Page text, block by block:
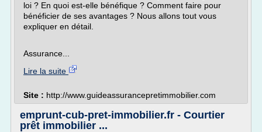
loi ? En quoi est-elle bénéfique ? Comment faire pour
bénéficier de ses avantages ? Nous allons tout vous
expliquer en détail.
Assurance...
Lire la suite
Site : http://www.guideassurancepretimmobilier.com
emprunt-cub-pret-immobilier.fr - Courtier
prêt immobilier ...